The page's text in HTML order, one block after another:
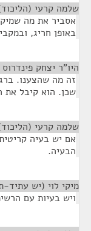
שלמה קרעי
אסביר את מה
באופן חריג,
היו"ר יצחק פינדרוס
זה מה שהצענו.
שכן. הוא קיבל
שלמה קרעי
אם יש בעיה
הבעיה.
מיקי לוי (יש
ויש בעיות עם